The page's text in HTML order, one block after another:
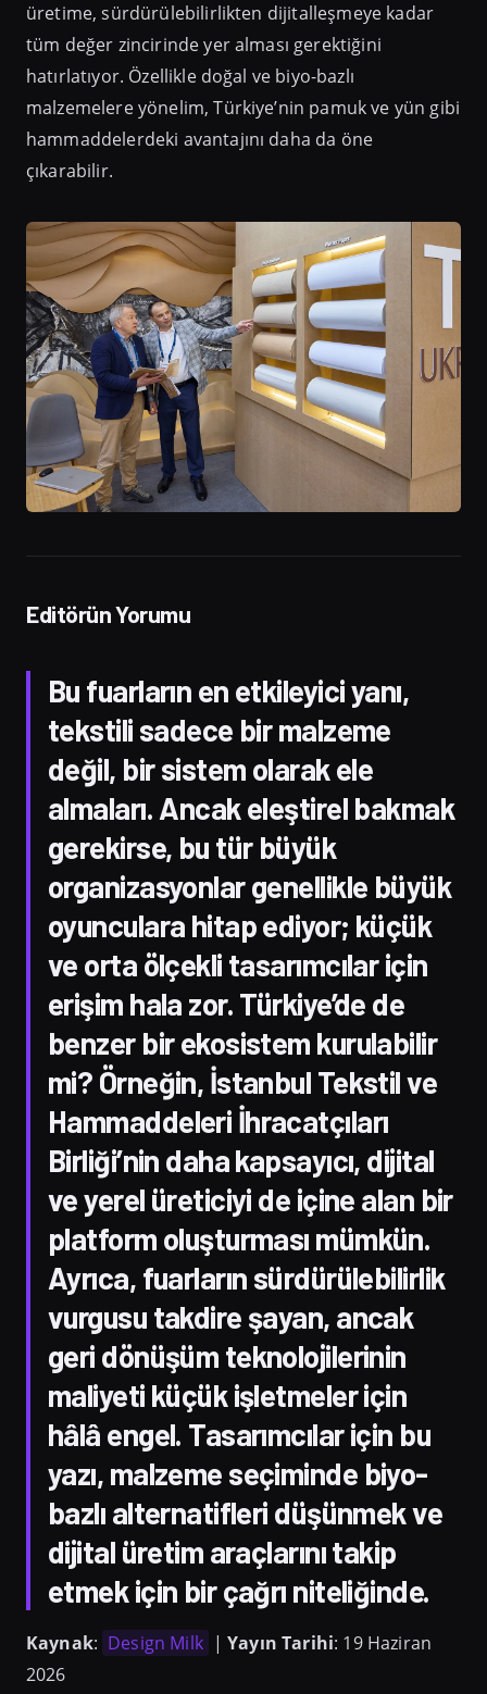
üretime, sürdürülebilirlikten dijitalleşmeye kadar
tüm değer zincirinde yer alması gerektiğini
hatırlatıyor. Özellikle doğal ve biyo-bazlı
malzemelere yönelim, Türkiye’nin pamuk ve yün gibi
hammaddelerdeki avantajını daha da öne
çıkarabilir.
Editörün Yorumu
Bu fuarların en etkileyici yanı,
tekstili sadece bir malzeme
değil, bir sistem olarak ele
almaları. Ancak eleştirel bakmak
gerekirse, bu tür büyük
organizasyonlar genellikle büyük
oyunculara hitap ediyor; küçük
ve orta ölçekli tasarımcılar için
erişim hala zor. Türkiye’de de
benzer bir ekosistem kurulabilir
mi? Örneğin, İstanbul Tekstil ve
Hammaddeleri İhracatçıları
Birliği’nin daha kapsayıcı, dijital
ve yerel üreticiyi de içine alan bir
platform oluşturması mümkün.
Ayrıca, fuarların sürdürülebilirlik
vurgusu takdire şayan, ancak
geri dönüşüm teknolojilerinin
maliyeti küçük işletmeler için
hâlâ engel. Tasarımcılar için bu
yazı, malzeme seçiminde biyo-
bazlı alternatifleri düşünmek ve
dijital üretim araçlarını takip
etmek için bir çağrı niteliğinde.
Kaynak: Design Milk |Yayın Tarihi: 19 Haziran
2026